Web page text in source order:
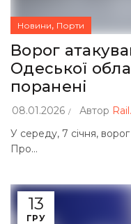
Новини, Порти
Ворог
Одеської
поранені
08.01.2026 Автор
У середу, 7 січня,
Про...
13
ГРУ